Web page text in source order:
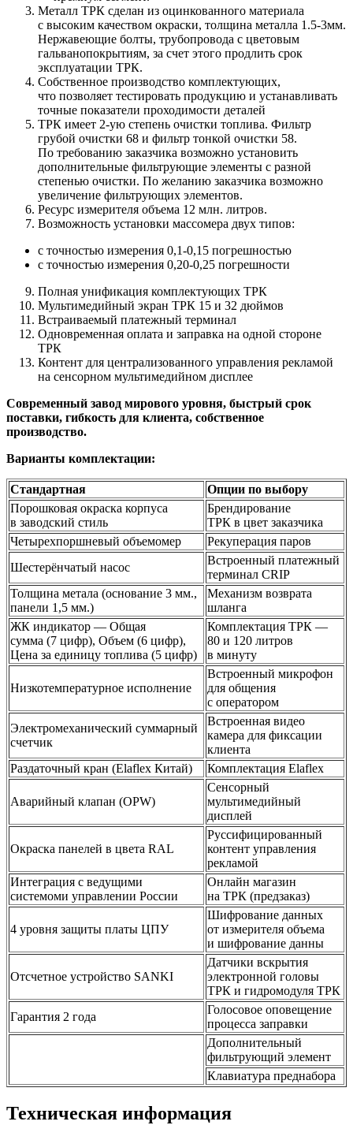
Металл ТРК сделан из оцинкованного материала
с высоким качеством окраски, толщина металла 1.5-3мм.
Нержавеющие болты, трубопровода с цветовым
гальванопокрытиям, за счет этого продлить срок
эксплуатации ТРК.
Собственное производство комплектующих,
что позволяет тестировать продукцию и устанавливать
точные показатели проходимости деталей
ТРК имеет 2-ую степень очистки топлива. Фильтр
грубой очистки 68 и фильтр тонкой очистки 58.
По требованию заказчика возможно установить
дополнительные фильтрующие элементы с разной
степенью очистки. По желанию заказчика возможно
увеличение фильтрующих элементов.
Ресурс измерителя объема 12 млн. литров.
Возможность установки массомера двух типов:
с точностью измерения 0,1-0,15 погрешностью
с точностью измерения 0,20-0,25 погрешности
Полная унификация комплектующих ТРК
Мультимедийный экран ТРК 15 и 32 дюймов
Встраиваемый платежный терминал
Одновременная оплата и заправка на одной стороне
ТРК
Контент для централизованного управления рекламой
на сенсорном мультимедийном дисплее
Современный завод мирового уровня, быстрый срок
поставки, гибкость для клиента, собственное
производство.
Варианты комплектации:
Стандартная
Опции по выбору
Порошковая окраска корпуса
в заводский стиль
Брендирование
ТРК в цвет заказчика
Четырехпоршневый объемомер
Рекуперация паров
Шестерёнчатый насос
Встроенный платежный
терминал CRIP
Толщина метала (основание 3 мм.,
панели 1,5 мм.)
Механизм возврата
шланга
ЖК индикатор — Общая
сумма (7 цифр), Объем (6 цифр),
Цена за единицу топлива (5 цифр)
Комплектация ТРК —
80 и 120 литров
в минуту
Низкотемпературное исполнение
Встроенный микрофон
для общения
с оператором
Электромеханический суммарный
счетчик
Встроенная видео
камера для фиксации
клиента
Раздаточный кран (Elaflex Китай)
Комплектация Elaflex
Аварийный клапан (OPW)
Сенсорный
мультимедийный
дисплей
Окраска панелей в цвета RAL
Руссифицированный
контент управления
рекламой
Интеграция с ведущими
системоми управлении России
Онлайн магазин
на ТРК (предзаказ)
4 уровня защиты платы ЦПУ
Шифрование данных
от измерителя объема
и шифрование данны
Отсчетное устройство SANKI
Датчики вскрытия
электронной головы
ТРК и гидромодуля ТРК
Гарантия 2 года
Голосовое оповещение
процесса заправки
Дополнительный
фильтрующий элемент
Клавиатура преднабора
Техническая информация